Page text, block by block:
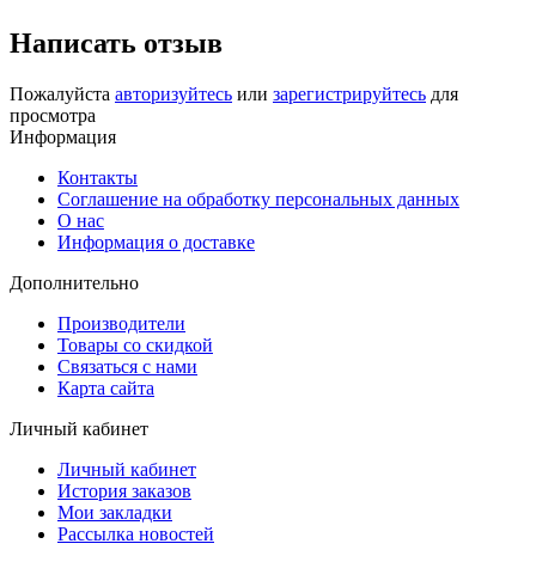
Написать отзыв
Пожалуйста авторизуйтесь или зарегистрируйтесь для
просмотра
Информация
Контакты
Соглашение на обработку персональных данных
О нас
Информация о доставке
Дополнительно
Производители
Товары со скидкой
Связаться с нами
Карта сайта
Личный кабинет
Личный кабинет
История заказов
Мои закладки
Рассылка новостей